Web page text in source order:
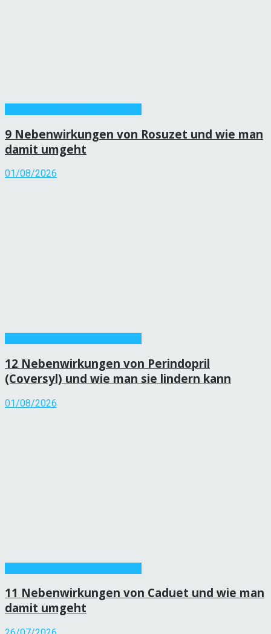
9 Nebenwirkungen von Rosuzet und wie man
damit umgeht
01/08/2026
12 Nebenwirkungen von Perindopril
(Coversyl) und wie man sie lindern kann
01/08/2026
11 Nebenwirkungen von Caduet und wie man
damit umgeht